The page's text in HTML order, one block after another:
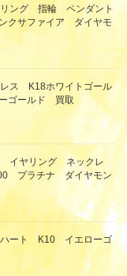
ング 指輪 ペンダント
クサファイア ダイヤモ
ス K18ホワイトゴール
ゴールド 買取
ヤリング ネックレ
プラチナ ダイヤモン
ート K10 イエローゴ